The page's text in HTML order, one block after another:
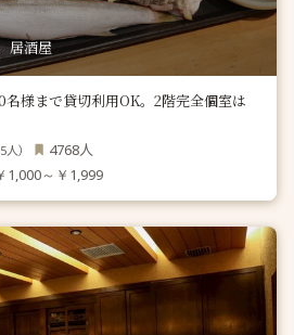
居酒屋
様まで貸切利用OK。2階完全個室は
人） 4768人
1,000～￥1,999